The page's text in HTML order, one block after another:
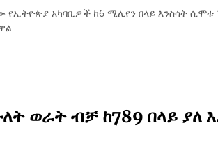
አካባቢዎች ከ6 ሚሊየን በላይ እንስሳት ሲሞቱ
ወራት ብቻ ከ789 በላይ ያለ